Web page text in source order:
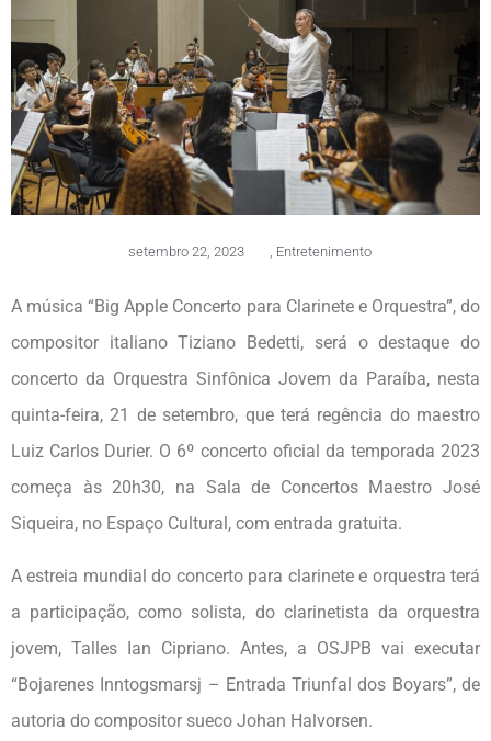
setembro 22, 2023 , Entretenimento
A música “Big Apple Concerto para Clarinete e Orquestra”, do
compositor italiano Tiziano Bedetti, será o destaque do
concerto da Orquestra Sinfônica Jovem da Paraíba, nesta
quinta-feira, 21 de setembro, que terá regência do maestro
Luiz Carlos Durier. O 6º concerto oficial da temporada 2023
começa às 20h30, na Sala de Concertos Maestro José
Siqueira, no Espaço Cultural, com entrada gratuita.
A estreia mundial do concerto para clarinete e orquestra terá
a participação, como solista, do clarinetista da orquestra
jovem, Talles Ian Cipriano. Antes, a OSJPB vai executar
“Bojarenes Inntogsmarsj – Entrada Triunfal dos Boyars”, de
autoria do compositor sueco Johan Halvorsen.